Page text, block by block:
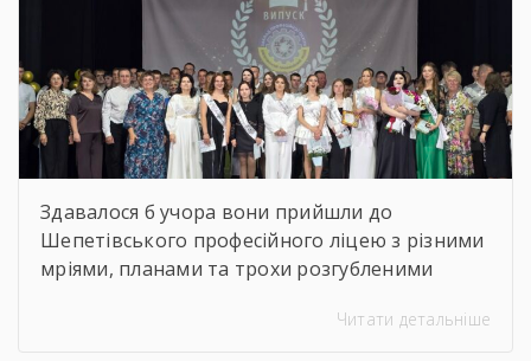
Здавалося б учора вони прийшли до
Шепетівського професійного ліцею з різними
мріями, планами та трохи розгубленими
дипломами, професією в руках і впевненістю,
Читати детальніше